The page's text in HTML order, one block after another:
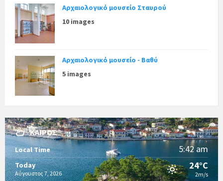
Αρχαιολογικό μουσείο Σταυρού
10 images
Αρχαιολογικό μουσείο - Βαθύ
5 images
ΚΑΙΡΌΣ
Local Time 5:42 am
Today
Αύγουστος 7, 2026
24°C
2m/s